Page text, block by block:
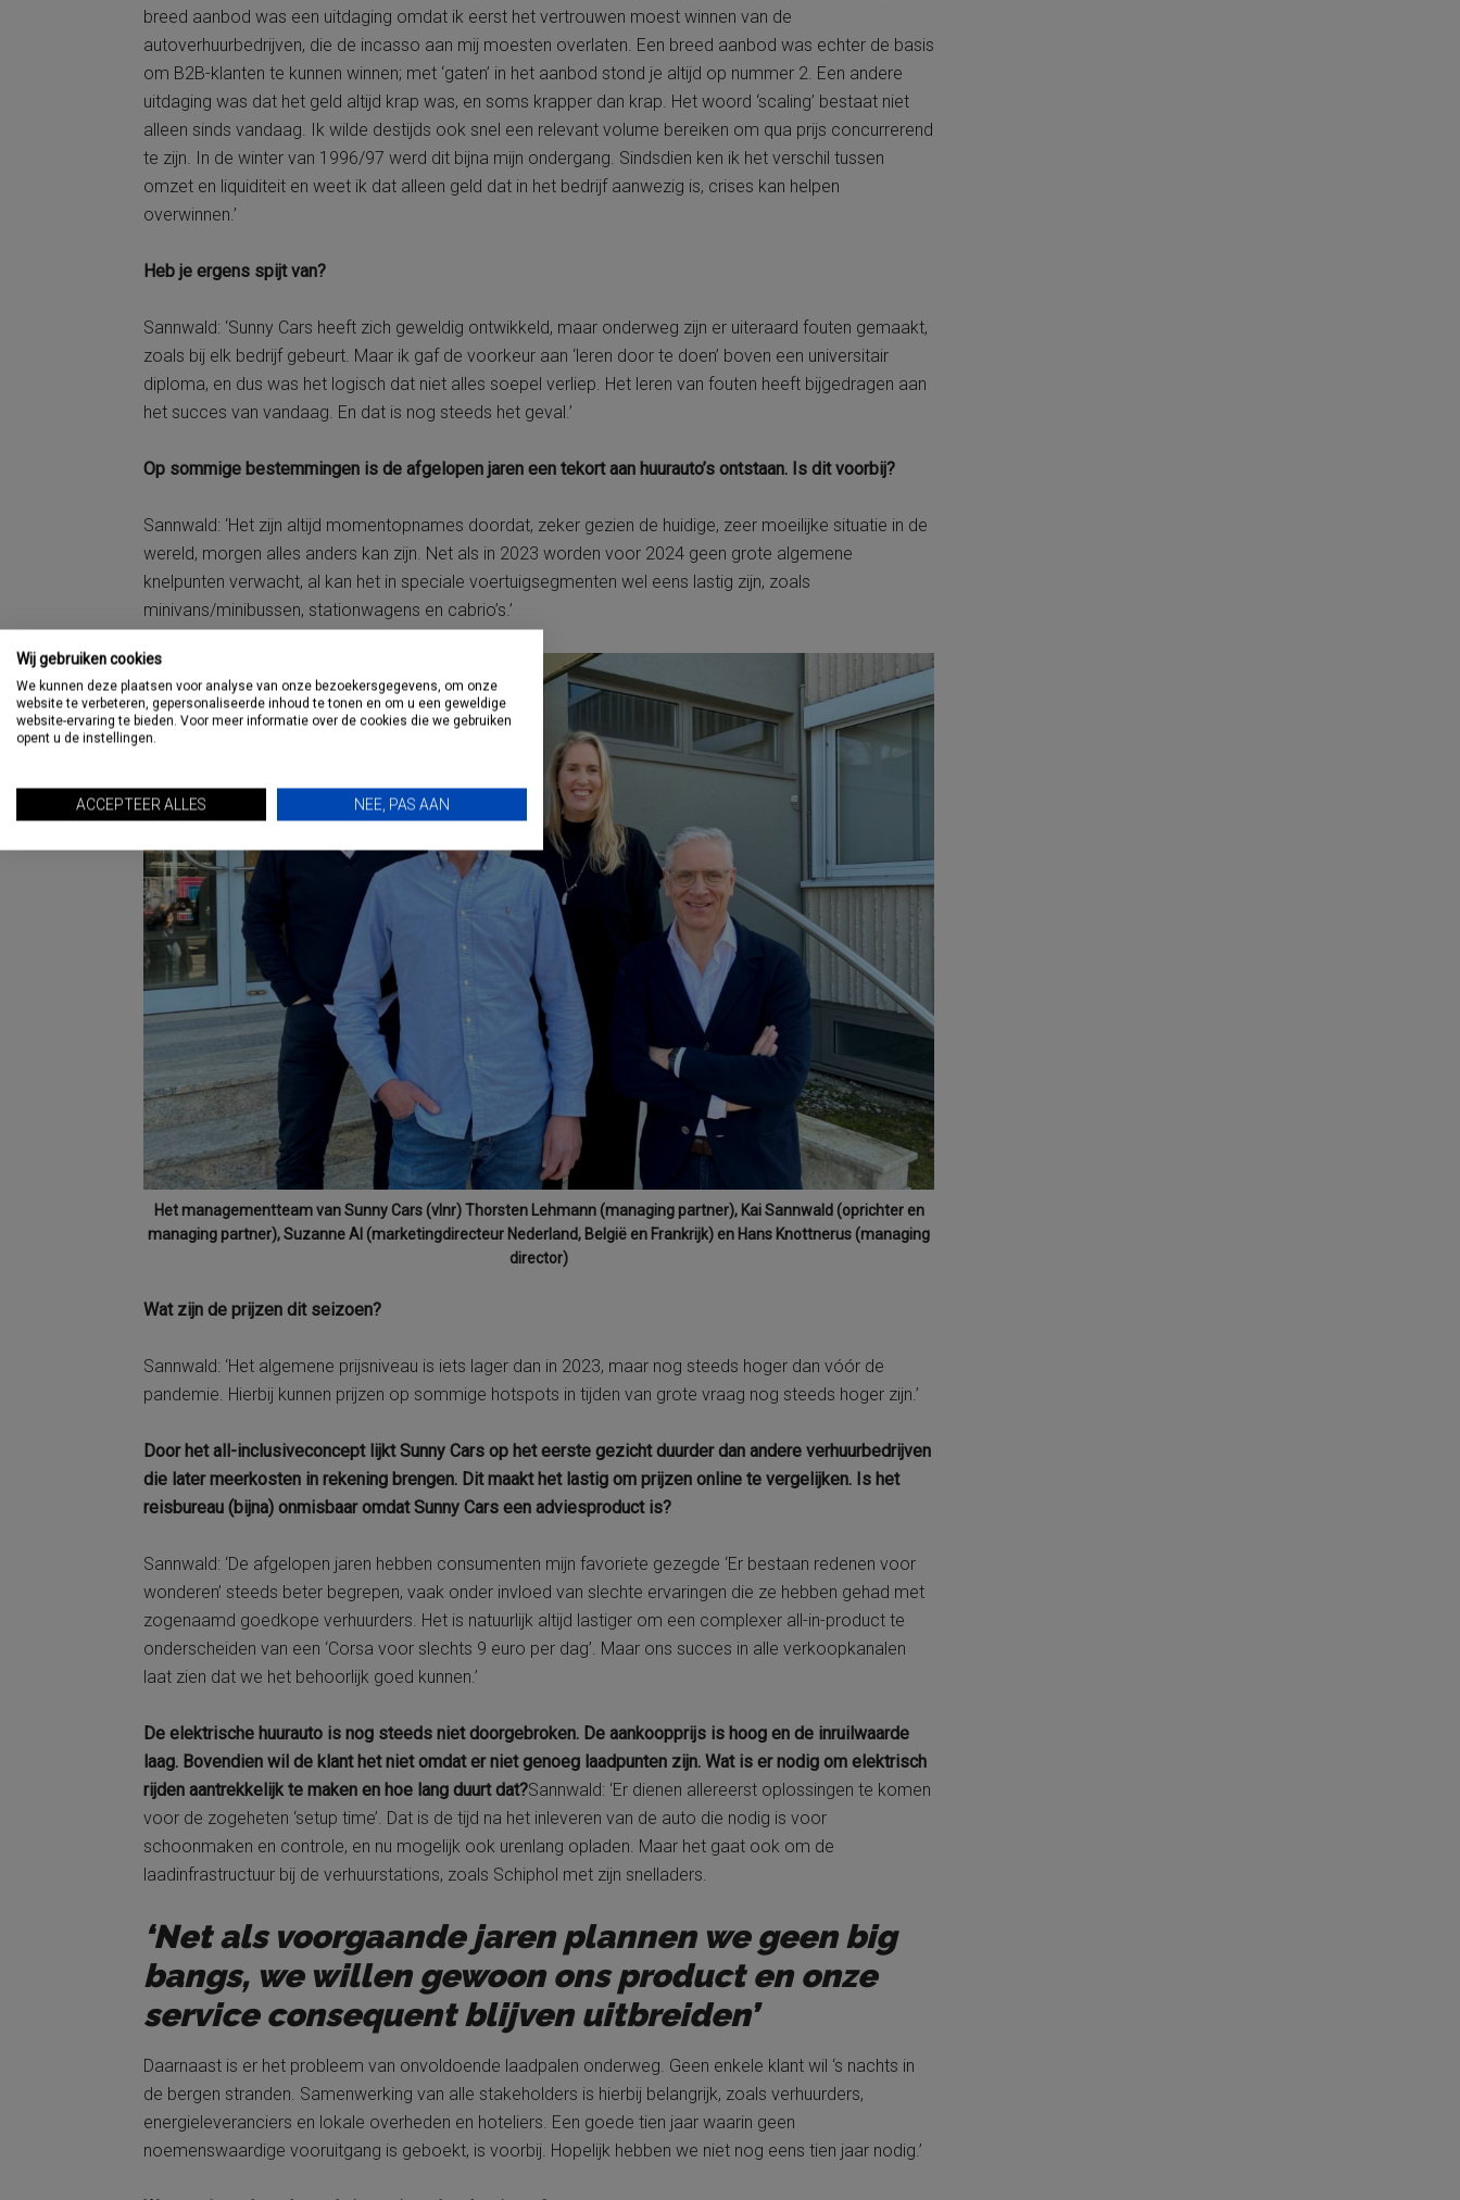
breed aanbod was een uitdaging omdat ik eerst het vertrouwen moest winnen van de
autoverhuurbedrijven, die de incasso aan mij moesten overlaten. Een breed aanbod was echter de basis
om B2B-klanten te kunnen winnen; met ‘gaten’ in het aanbod stond je altijd op nummer 2. Een andere
uitdaging was dat het geld altijd krap was, en soms krapper dan krap. Het woord ‘scaling’ bestaat niet
alleen sinds vandaag. Ik wilde destijds ook snel een relevant volume bereiken om qua prijs concurrerend
te zijn. In de winter van 1996/97 werd dit bijna mijn ondergang. Sindsdien ken ik het verschil tussen
omzet en liquiditeit en weet ik dat alleen geld dat in het bedrijf aanwezig is, crises kan helpen
overwinnen.’
Heb je ergens spijt van?
Sannwald: ‘Sunny Cars heeft zich geweldig ontwikkeld, maar onderweg zijn er uiteraard fouten gemaakt,
zoals bij elk bedrijf gebeurt. Maar ik gaf de voorkeur aan ‘leren door te doen’ boven een universitair
diploma, en dus was het logisch dat niet alles soepel verliep. Het leren van fouten heeft bijgedragen aan
het succes van vandaag. En dat is nog steeds het geval.’
Op sommige bestemmingen is de afgelopen jaren een tekort aan huurauto’s ontstaan. Is dit voorbij?
Sannwald: ‘Het zijn altijd momentopnames doordat, zeker gezien de huidige, zeer moeilijke situatie in de
wereld, morgen alles anders kan zijn. Net als in 2023 worden voor 2024 geen grote algemene
knelpunten verwacht, al kan het in speciale voertuigsegmenten wel eens lastig zijn, zoals
minivans/minibussen, stationwagens en cabrio’s.’
Het managementteam van Sunny Cars (vlnr) Thorsten Lehmann (managing partner), Kai Sannwald (oprichter en
managing partner), Suzanne AI (marketingdirecteur Nederland, België en Frankrijk) en Hans Knottnerus (managing
director)
Wat zijn de prijzen dit seizoen?
Sannwald: ‘Het algemene prijsniveau is iets lager dan in 2023, maar nog steeds hoger dan vóór de
pandemie. Hierbij kunnen prijzen op sommige hotspots in tijden van grote vraag nog steeds hoger zijn.’
Door het all-inclusiveconcept lijkt Sunny Cars op het eerste gezicht duurder dan andere verhuurbedrijven
die later meerkosten in rekening brengen. Dit maakt het lastig om prijzen online te vergelijken. Is het
reisbureau (bijna) onmisbaar omdat Sunny Cars een adviesproduct is?
Sannwald: ‘De afgelopen jaren hebben consumenten mijn favoriete gezegde ‘Er bestaan redenen voor
wonderen’ steeds beter begrepen, vaak onder invloed van slechte ervaringen die ze hebben gehad met
zogenaamd goedkope verhuurders. Het is natuurlijk altijd lastiger om een complexer all-in-product te
onderscheiden van een ‘Corsa voor slechts 9 euro per dag’. Maar ons succes in alle verkoopkanalen
laat zien dat we het behoorlijk goed kunnen.’
De elektrische huurauto is nog steeds niet doorgebroken. De aankoopprijs is hoog en de inruilwaarde
laag. Bovendien wil de klant het niet omdat er niet genoeg laadpunten zijn. Wat is er nodig om elektrisch
rijden aantrekkelijk te maken en hoe lang duurt dat?Sannwald: ‘Er dienen allereerst oplossingen te komen
voor de zogeheten ‘setup time’. Dat is de tijd na het inleveren van de auto die nodig is voor
schoonmaken en controle, en nu mogelijk ook urenlang opladen. Maar het gaat ook om de
laadinfrastructuur bij de verhuurstations, zoals Schiphol met zijn snelladers.
‘Net als voorgaande jaren plannen we geen big
bangs, we willen gewoon ons product en onze
service consequent blijven uitbreiden’
Daarnaast is er het probleem van onvoldoende laadpalen onderweg. Geen enkele klant wil ‘s nachts in
de bergen stranden. Samenwerking van alle stakeholders is hierbij belangrijk, zoals verhuurders,
energieleveranciers en lokale overheden en hoteliers. Een goede tien jaar waarin geen
noemenswaardige vooruitgang is geboekt, is voorbij. Hopelijk hebben we niet nog eens tien jaar nodig.’
Wij gebruiken cookies
We kunnen deze plaatsen voor analyse van onze bezoekersgegevens, om onze
website te verbeteren, gepersonaliseerde inhoud te tonen en om u een geweldige
website-ervaring te bieden. Voor meer informatie over de cookies die we gebruiken
opent u de instellingen.
ACCEPTEER ALLES NEE, PAS AAN